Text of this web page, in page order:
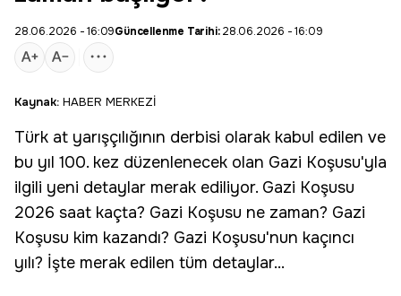
28.06.2026 - 16:09Güncellenme Tarihi:28.06.2026 - 16:09
Kaynak: HABER MERKEZİ
Türk at yarışçılığının derbisi olarak kabul edilen ve
bu yıl 100. kez düzenlenecek olan Gazi Koşusu'yla
ilgili yeni detaylar merak ediliyor. Gazi Koşusu
2026 saat kaçta? Gazi Koşusu ne zaman? Gazi
Koşusu kim kazandı? Gazi Koşusu'nun kaçıncı
yılı? İşte merak edilen tüm detaylar...